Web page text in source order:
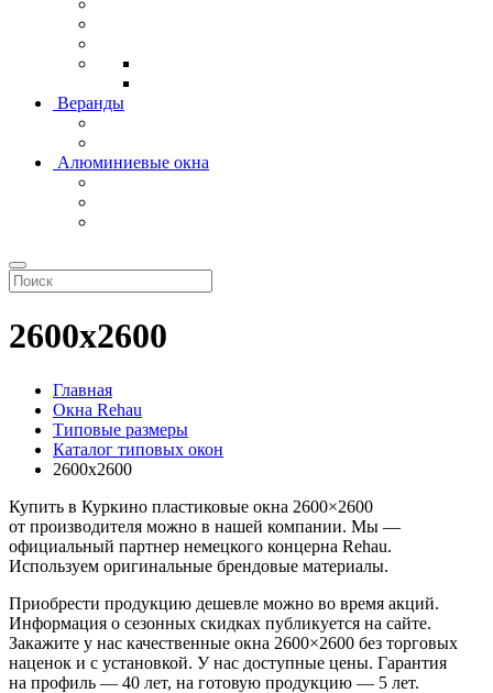
Веранды
Алюминиевые окна
2600х2600
Главная
Окна Rehau
Типовые размеры
Каталог типовых окон
2600х2600
Купить в Куркино пластиковые окна 2600×2600
от производителя можно в нашей компании. Мы —
официальный партнер немецкого концерна Rehau.
Используем оригинальные брендовые материалы.
Приобрести продукцию дешевле можно во время акций.
Информация о сезонных скидках публикуется на сайте.
Закажите у нас качественные окна 2600×2600 без торговых
наценок и с установкой. У нас доступные цены. Гарантия
на профиль — 40 лет, на готовую продукцию — 5 лет.